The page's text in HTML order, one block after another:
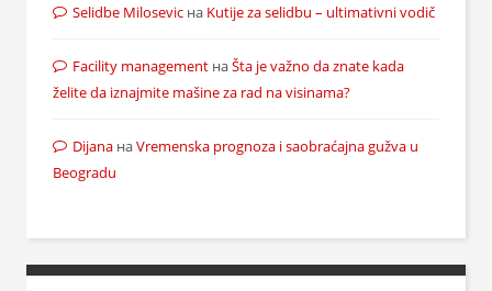
Selidbe Milosevic на Kutije za selidbu – ultimativni vodič
Facility management наŠta je važno da znate kada
želite da iznajmite mašine za rad na visinama?
Dijana наVremenska prognoza i saobraćajna gužva u
Beogradu